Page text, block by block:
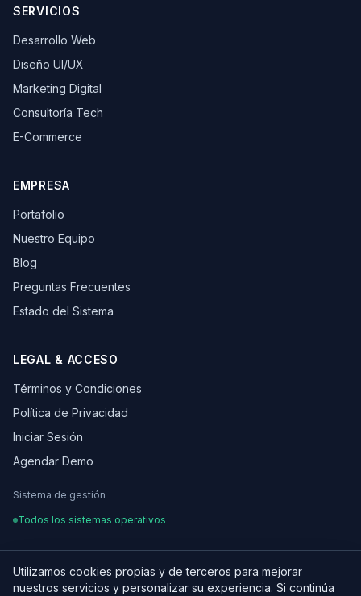
SERVICIOS
Desarrollo Web
Diseño UI/UX
Marketing Digital
Consultoría Tech
E-Commerce
EMPRESA
Portafolio
Nuestro Equipo
Blog
Preguntas Frecuentes
Estado del Sistema
LEGAL & ACCESO
Términos y Condiciones
Política de Privacidad
Iniciar Sesión
Agendar Demo
Sistema de gestión
Todos los sistemas operativos
Utilizamos cookies propias y de terceros para mejorar
nuestros servicios y personalizar su experiencia. Si continúa